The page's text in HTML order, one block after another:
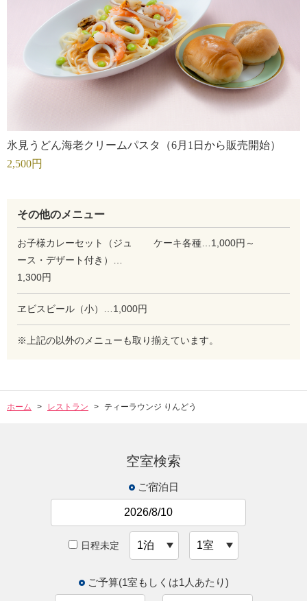
氷見うどん海老クリームパスタ（6月1日から販売開始）
2,500円
その他のメニュー
お子様カレーセット（ジュ
ース・デザート付き）…
1,300円
ケーキ各種…1,000円～
ヱビスビール（小）…1,000円
※上記の以外のメニューも取り揃えています。
ホーム レストラン ティーラウンジ りんどう
空室検索
ご宿泊日
日程未定
ご予算(1室もしくは1人あたり)